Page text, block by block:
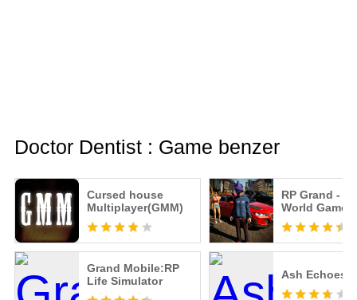
Doctor Dentist : Game benzer
Cursed house
Multiplayer(GMM)
RP Grand -
World Game
Grand Mobile:RP
Life Simulator
Ash Echoes